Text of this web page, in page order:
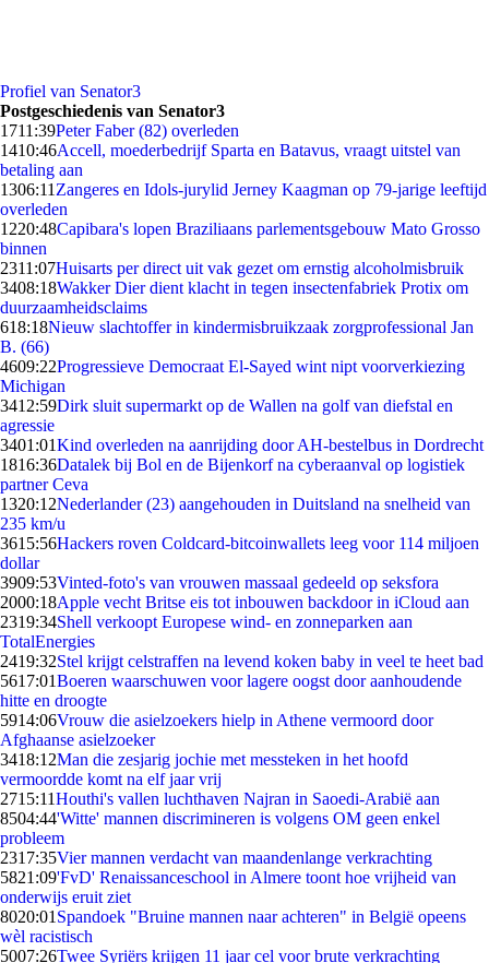
Profiel van Senator3
Postgeschiedenis van Senator3
1711:39Peter Faber (82) overleden
1410:46Accell, moederbedrijf Sparta en Batavus, vraagt uitstel van
betaling aan
1306:11 Zangeres en Idols-jurylid Jerney Kaagman op 79-jarige leeftijd
overleden
1220:48Capibara's lopen Braziliaans parlementsgebouw Mato Grosso
binnen
2311:07Huisarts per direct uit vak gezet om ernstig alcoholmisbruik
3408:18Wakker Dier dient klacht in tegen insectenfabriek Protix om
duurzaamheidsclaims
618:18Nieuw slachtoffer in kindermisbruikzaak zorgprofessional Jan
B. (66)
4609:22Progressieve Democraat El-Sayed wint nipt voorverkiezing
Michigan
3412:59Dirk sluit supermarkt op de Wallen na golf van diefstal en
agressie
3401:01Kind overleden na aanrijding door AH-bestelbus in Dordrecht
1816:36Datalek bij Bol en de Bijenkorf na cyberaanval op logistiek
partner Ceva
1320:12Nederlander (23) aangehouden in Duitsland na snelheid van
235 km/u
3615:56Hackers roven Coldcard-bitcoinwallets leeg voor 114 miljoen
dollar
3909:53Vinted-foto's van vrouwen massaal gedeeld op seksfora
2000:18Apple vecht Britse eis tot inbouwen backdoor in iCloud aan
2319:34Shell verkoopt Europese wind- en zonneparken aan
TotalEnergies
2419:32Stel krijgt celstraffen na levend koken baby in veel te heet bad
5617:01Boeren waarschuwen voor lagere oogst door aanhoudende
hitte en droogte
5914:06Vrouw die asielzoekers hielp in Athene vermoord door
Afghaanse asielzoeker
3418:12Man die zesjarig jochie met messteken in het hoofd
vermoordde komt na elf jaar vrij
2715:11Houthi's vallen luchthaven Najran in Saoedi-Arabië aan
8504:44'Witte' mannen discrimineren is volgens OM geen enkel
probleem
2317:35Vier mannen verdacht van maandenlange verkrachting
5821:09'FvD' Renaissanceschool in Almere toont hoe vrijheid van
onderwijs eruit ziet
8020:01 Spandoek "Bruine mannen naar achteren" in België opeens
wèl racistisch
5007:26Twee Syriërs krijgen 11 jaar cel voor brute verkrachting